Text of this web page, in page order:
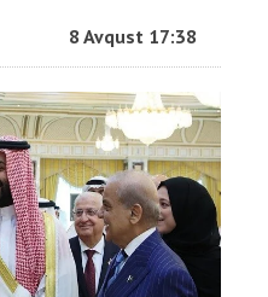
8 Avqust 17:38